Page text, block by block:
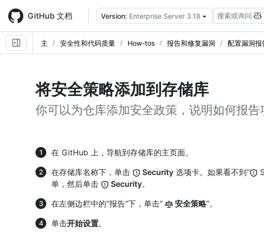
main
content
GitHub 文档 Version: Enterprise Server 3.18 搜索或询问
主 安全性和代码质量 How-tos 报告和修复漏洞 配置漏洞报
将安全策略添加到存储库
你可以为仓库添加安全政策，说明如何报告
在 GitHub 上，导航到存储库的主页面。
在存储库名称下，单击
Security 选项卡。如果看不到“
单，然后单击
Security。
在左侧边栏中的“报告”下，单击“
安全策略”。
单击开始设置。